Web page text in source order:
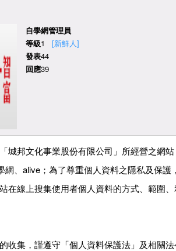
自學網管理員
等級1
[新鮮人]
發表44
回應39
城邦文化事業股份有限公司」所經營之網
網、alive；為了尊重個人資料之隱私及保
在線上搜集使用者個人資料的方式、範圍
收集，謹遵守「個人資料保護法」及相關法